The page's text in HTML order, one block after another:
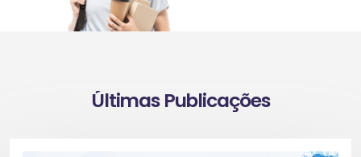
Últimas Publicações